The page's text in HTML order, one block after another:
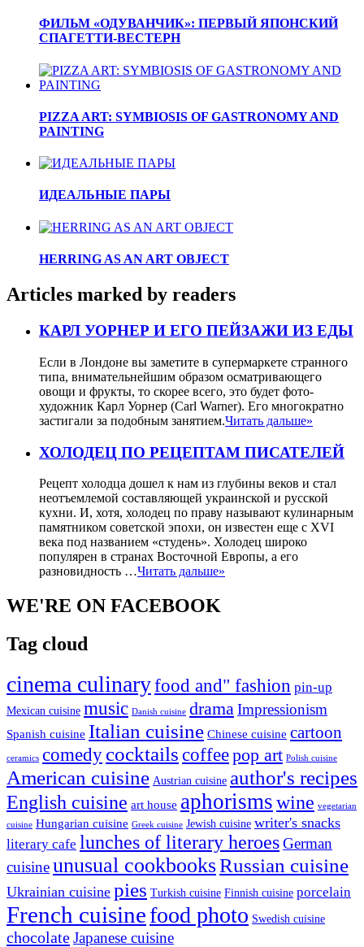
ФИЛЬМ «ОДУВАНЧИК»: ПЕРВЫЙ ЯПОНСКИЙ
СПАГЕТТИ-ВЕСТЕРН
PIZZA ART: SYMBIOSIS OF GASTRONOMY AND
PAINTING
ИДЕАЛЬНЫЕ ПАРЫ
HERRING AS AN ART OBJECT
Articles marked by readers
КАРЛ УОРНЕР И ЕГО ПЕЙЗАЖИ ИЗ ЕДЫ
Если в Лондоне вы заметите в супермаркете странного
типа, внимательнейшим образом осматривающего
овощи и фрукты, то скорее всего, это будет фото-
художник Карл Уорнер (Carl Warner). Его многократно
застигали за подобным занятием.Читать дальше»
ХОЛОДЕЦ ПО РЕЦЕПТАМ ПИСАТЕЛЕЙ
Рецепт холодца дошел к нам из глубины веков и стал
неотъемлемой составляющей украинской и русской
кухни. И, хотя, холодец по праву называют кулинарным
памятником советской эпохи, он известен еще с XVI
века под названием «студень». Холодец широко
популярен в странах Восточной Европы, а его
разновидность …Читать дальше»
WE'RE ON FACEBOOK
Tag cloud
cinema culinaryfood and" fashion pin-up
Mexican cuisine music Danish cuisine dramaImpressionism
Spanish cuisine Italian cuisine Chinese cuisine cartoon
ceramics comedy cocktails coffeepop art Polish cuisine
American cuisine Austrian cuisine author's recipes
English cuisine art house aphorismswine vegetarian
cuisine Hungarian cuisine Greek cuisine Jewish cuisine writer's snacks
literary cafe lunches of literary heroesGerman
cuisineunusual cookbooksRussian cuisine
Ukrainian cuisine pies Turkish cuisine Finnish cuisine porcelain
French cuisinefood photo Swedish cuisine
chocolateJapanese cuisine